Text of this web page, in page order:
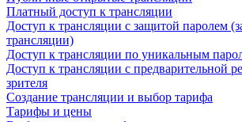
Платный доступ к трансляции
Доступ к трансляции c защитой паролем
трансляции)
Доступ к трансляции по уникальным
Доступ к трансляции c предварительной
зрителя
Создание трансляции и выбор тарифа
Тарифы и цены